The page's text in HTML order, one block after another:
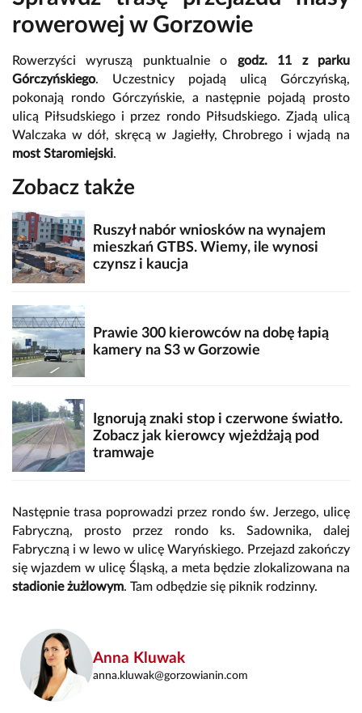
rowerowej w Gorzowie
Rowerzyści wyruszą punktualnie o godz. 11 z parku
Górczyńskiego. Uczestnicy pojadą ulicą Górczyńską,
pokonają rondo Górczyńskie, a następnie pojadą prosto
ulicą Piłsudskiego i przez rondo Piłsudskiego. Zjadą ulicą
Walczaka w dół, skręcą w Jagiełły, Chrobrego i wjadą na
most Staromiejski.
Zobacz także
Ruszył nabór wniosków na wynajem
mieszkań GTBS. Wiemy, ile wynosi
czynsz i kaucja
Prawie 300 kierowców na dobę łapią
kamery na S3 w Gorzowie
Ignorują znaki stop i czerwone światło.
Zobacz jak kierowcy wjeżdżają pod
tramwaje
Następnie trasa poprowadzi przez rondo św. Jerzego, ulicę
Fabryczną, prosto przez rondo ks. Sadownika, dalej
Fabryczną i w lewo w ulicę Waryńskiego. Przejazd zakończy
się wjazdem w ulicę Śląską, a meta będzie zlokalizowana na
stadionie żużlowym. Tam odbędzie się piknik rodzinny.
Anna Kluwak
anna.kluwak@gorzowianin.com